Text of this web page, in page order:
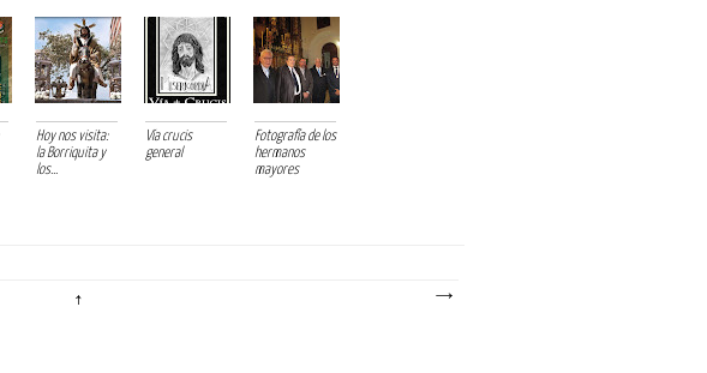
Hoy nos visita:
la Borriquita y
los...
Vía crucis
general
Fotografía de los
hermanos
mayores